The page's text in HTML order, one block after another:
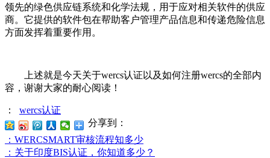
领先的绿色供应链系统和化学法规，用于应对相关软件的供应
商。它提供的软件包在帮助客户管理产品信息和传递危险信息
方面发挥着重要作用。
上述就是今天关于wercs认证以及如何注册wercs的全部内
容，谢谢大家的耐心阅读！
： wercs认证
分享到：
：WERCSMART审核流程知多少
：关于印度BIS认证，你知道多少？